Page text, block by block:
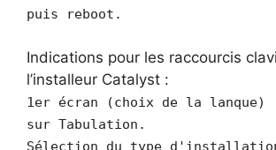
puis reboot.
Indications pour les raccourcis
l’installeur Catalyst :
1er écran (choix de la lanque)
sur Tabulation.
Sélection du type